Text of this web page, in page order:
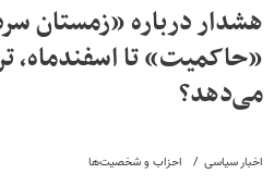
اخبار سیاسی احزاب و شخصیت‌ها
هشدار درباره «زمستان
«حاکمیت» تا
می‌دهد؟